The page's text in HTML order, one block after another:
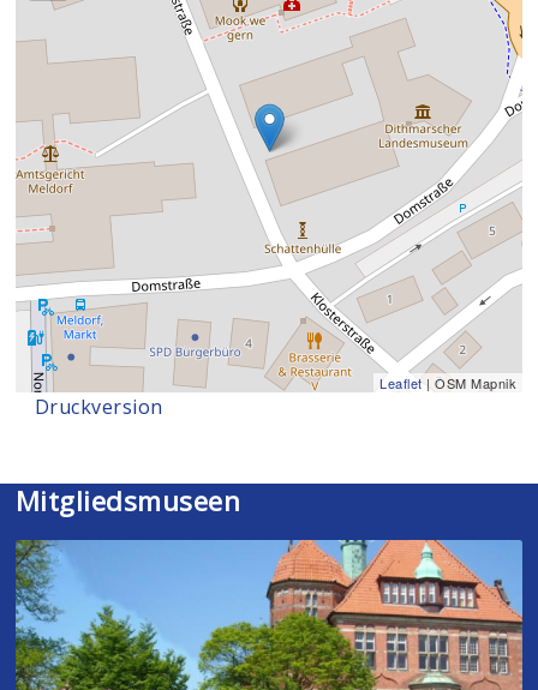
Leaflet| OSM Mapnik
Druckversion
Mitgliedsmuseen